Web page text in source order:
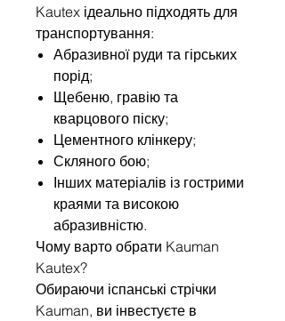
Kautex ідеально підходять для
транспортування:
Абразивної руди та гірських
порід;
Щебеню, гравію та
кварцового піску;
Цементного клінкеру;
Скляного бою;
Інших матеріалів із гострими
краями та високою
абразивністю.
Чому варто обрати Kauman
Kautex?
Обираючи іспанські стрічки
Kauman, ви інвестуєте в